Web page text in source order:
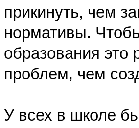
прикинуть, чем
нормативы.
образования
проблем, чем
У всех в школе